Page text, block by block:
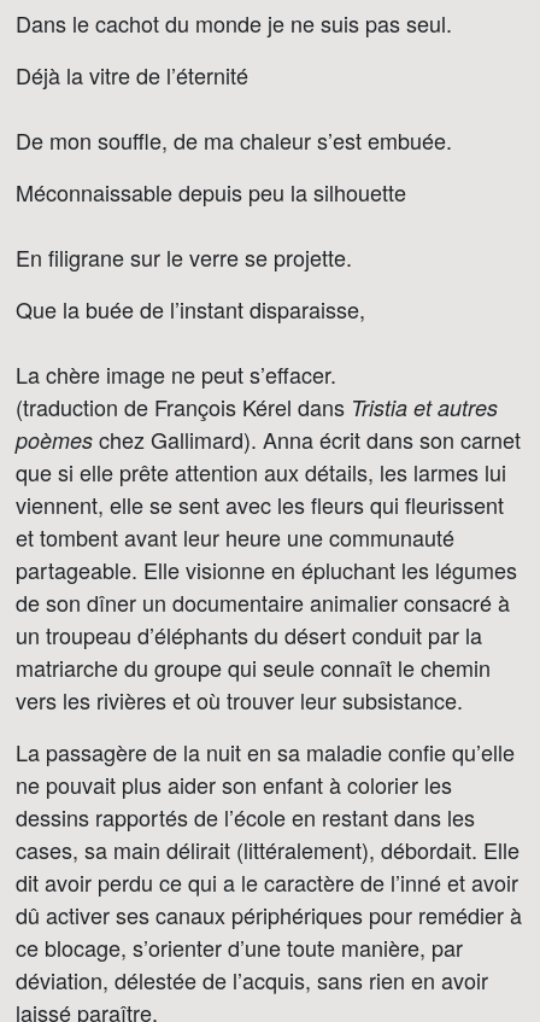
Dans le cachot du monde je ne suis pas seul.
Déjà la vitre de l’éternité
De mon souffle, de ma chaleur s’est embuée.
Méconnaissable depuis peu la silhouette
En filigrane sur le verre se projette.
Que la buée de l’instant disparaisse,
La chère image ne peut s’effacer.
(traduction de François Kérel dans Tristia et autres
poèmes chez Gallimard). Anna écrit dans son carnet
que si elle prête attention aux détails, les larmes lui
viennent, elle se sent avec les fleurs qui fleurissent
et tombent avant leur heure une communauté
partageable. Elle visionne en épluchant les légumes
de son dîner un documentaire animalier consacré à
un troupeau d’éléphants du désert conduit par la
matriarche du groupe qui seule connaît le chemin
vers les rivières et où trouver leur subsistance.
La passagère de la nuit en sa maladie confie qu’elle
ne pouvait plus aider son enfant à colorier les
dessins rapportés de l’école en restant dans les
cases, sa main délirait (littéralement), débordait. Elle
dit avoir perdu ce qui a le caractère de l’inné et avoir
dû activer ses canaux périphériques pour remédier à
ce blocage, s’orienter d’une toute manière, par
déviation, délestée de l’acquis, sans rien en avoir
laissé paraître.